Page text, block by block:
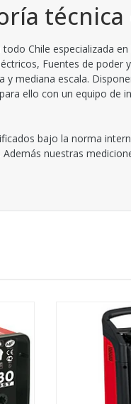
Chile especializada
Fuentes de
mediana escala.
ello con un equipo de
bajo la norma
nuestras